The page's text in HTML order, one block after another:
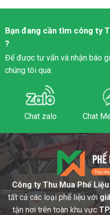
Bạn đang cần tìm công ty
?
Để được tư vấn và nhận báo
chúng tôi qua:
Chat zalo Chat
Công ty Thu Mua Phế
tất cả các loại phế liệu với
tận nơi trên toàn khu vực